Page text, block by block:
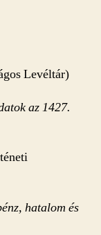
Levéltár)
az 1427.
hatalom és